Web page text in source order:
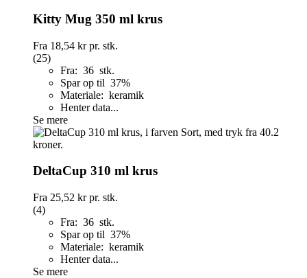
Kitty Mug 350 ml krus
Fra 18,54 krpr. stk.
(25)
Fra: 36 stk.
Spar op til 37%
Materiale: keramik
Henter data...
Se mere
DeltaCup 310 ml krus
Fra 25,52 krpr. stk.
(4)
Fra: 36 stk.
Spar op til 37%
Materiale: keramik
Henter data...
Se mere